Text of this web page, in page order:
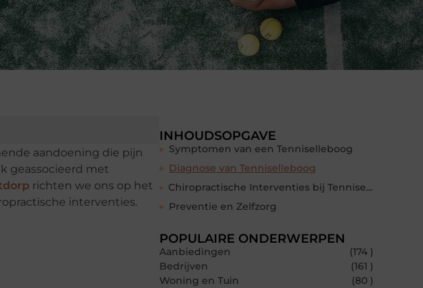
aandoening die pijn
geassocieerd met
richten we ons op het
interventies.
INHOUDSOPGAVE
Symptomen van een Tenniselleboog
Diagnose van Tenniselleboog
Chiropractische Interventies bij Tenniselleboog
Preventie en Zelfzorg
POPULAIRE ONDERWERPEN
Aanbiedingen
(174 )
Bedrijven
(161 )
Woning en Tuin
(80 )